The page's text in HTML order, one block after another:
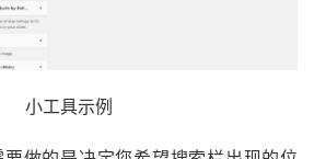
小工具示例